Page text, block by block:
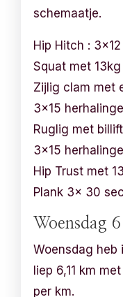
schemaatje.
Hip Hitch :
Squat met
Zijlig clam met
3×15
Ruglig met
3×15
Hip Trust met
Plank 3x 30
Woensdag
Woensdag heb
liep 6,11 km
per km.